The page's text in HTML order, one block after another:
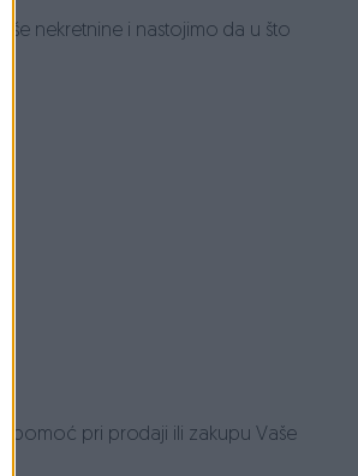
nekretnine i nastojimo da u što
pomoć pri prodaji ili zakupu Vaše